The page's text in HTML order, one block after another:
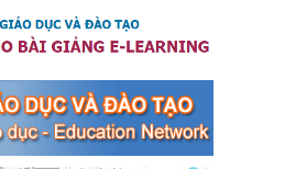
pháp luật liên quan đến hoạt động
bạc
số 16/CT-TTg ngày 27/05/2023 của
liên quan đến hoạt động tổ chức đánh